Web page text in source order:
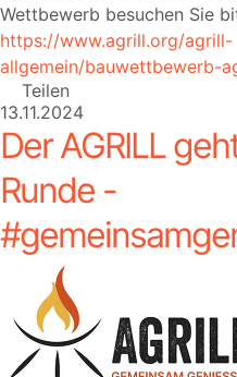
Wettbewerb besuchen Sie
https://www.agrill.org/agrill-
allgemein/bauwettbewerb-
Teilen
13.11.2024
Der AGRILL
Runde -